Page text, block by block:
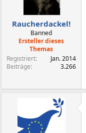
Raucherdackel!
Banned
Ersteller dieses
Themas
Registriert
Jan. 2014
Beiträge
3.266